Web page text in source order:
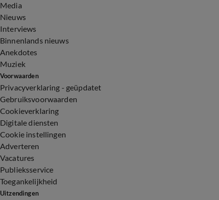
Media
Nieuws
Interviews
Binnenlands nieuws
Anekdotes
Muziek
Voorwaarden
Privacyverklaring - geüpdatet
Gebruiksvoorwaarden
Cookieverklaring
Digitale diensten
Cookie instellingen
Adverteren
Vacatures
Publieksservice
Toegankelijkheid
Uitzendingen